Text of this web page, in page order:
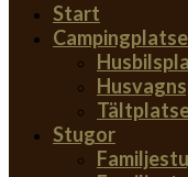
Start
Stugor